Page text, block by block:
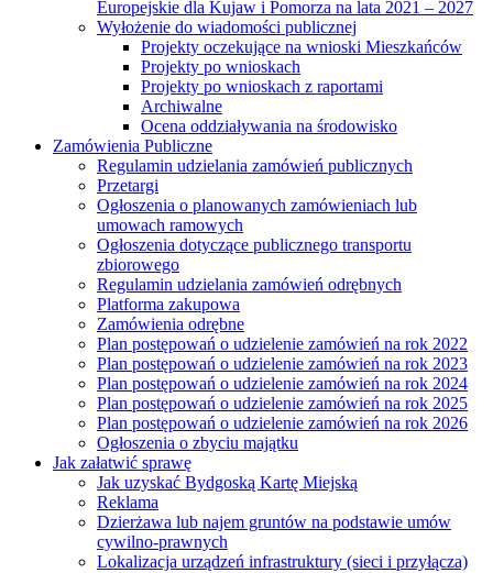
Europejskie dla Kujaw i Pomorza na lata 2021 – 2027
Wyłożenie do wiadomości publicznej
Projekty oczekujące na wnioski Mieszkańców
Projekty po wnioskach
Projekty po wnioskach z raportami
Archiwalne
Ocena oddziaływania na środowisko
Zamówienia Publiczne
Regulamin udzielania zamówień publicznych
Przetargi
Ogłoszenia o planowanych zamówieniach lub
umowach ramowych
Ogłoszenia dotyczące publicznego transportu
zbiorowego
Regulamin udzielania zamówień odrębnych
Platforma zakupowa
Zamówienia odrębne
Plan postępowań o udzielenie zamówień na rok 2022
Plan postępowań o udzielenie zamówień na rok 2023
Plan postępowań o udzielenie zamówień na rok 2024
Plan postępowań o udzielenie zamówień na rok 2025
Plan postępowań o udzielenie zamówień na rok 2026
Ogłoszenia o zbyciu majątku
Jak załatwić sprawę
Jak uzyskać Bydgoską Kartę Miejską
Reklama
Dzierżawa lub najem gruntów na podstawie umów
cywilno-prawnych
Lokalizacja urządzeń infrastruktury (sieci i przyłącza)